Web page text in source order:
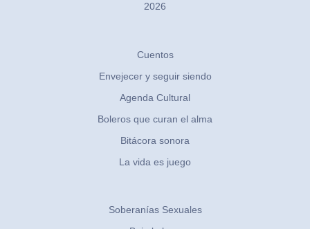
2026
Cuentos
Envejecer y seguir siendo
Agenda Cultural
Boleros que curan el alma
Bitácora sonora
La vida es juego
Soberanías Sexuales